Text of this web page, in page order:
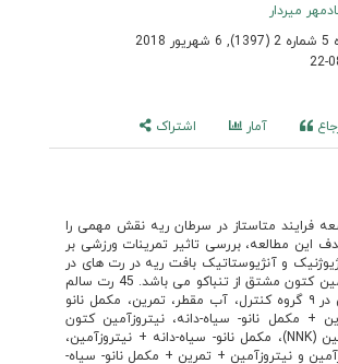
میردار
آمار اشتراک
فرایند متاستاز در سرطان ریه نقش مهمی را
این مطالعه، بررسی تاثیر تمرینات ورزشی بر
و آنژیوستاتیک بافت ریه در رت های در
معرض نیتروزآمین کتون مشتق از تنباکو می باشد. 45 رت سالم
به طور تصادفی در ۹ گروه کنترل، آب مقطر، تمرین، مکمل نانو
+ مکمل نانو- سیاه-دانه، نیتروزآمین کتون
مشتق از نیکوتین (NNK)، مکمل نانو- سیاه-دانه + نیتروزآمین،
و نیتروزآمین + تمرین + مکمل نانو- سیاه-